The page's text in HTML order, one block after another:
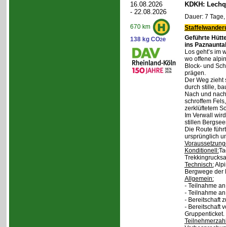
16.08.2026
- 22.08.2026
670 km
138 kg CO2e
KDKH:
Dauer: 7
Geführte
ins Paznauntal
Los geht’s im
wo offene
Block- und
prägen.
Der Weg
durch stille,
Nach und
schroffem
zerklüftetem
Im Verwall
stillen
Die Route
ursprünglich
Konditionell:
Technisch:
Bergwege
Allgemein:
- Teilnahme
- Teilnahme
- Bereitschaft
- Bereitschaft
Gruppenticket.